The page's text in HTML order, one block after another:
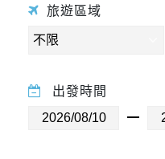
旅遊區域
出發時間